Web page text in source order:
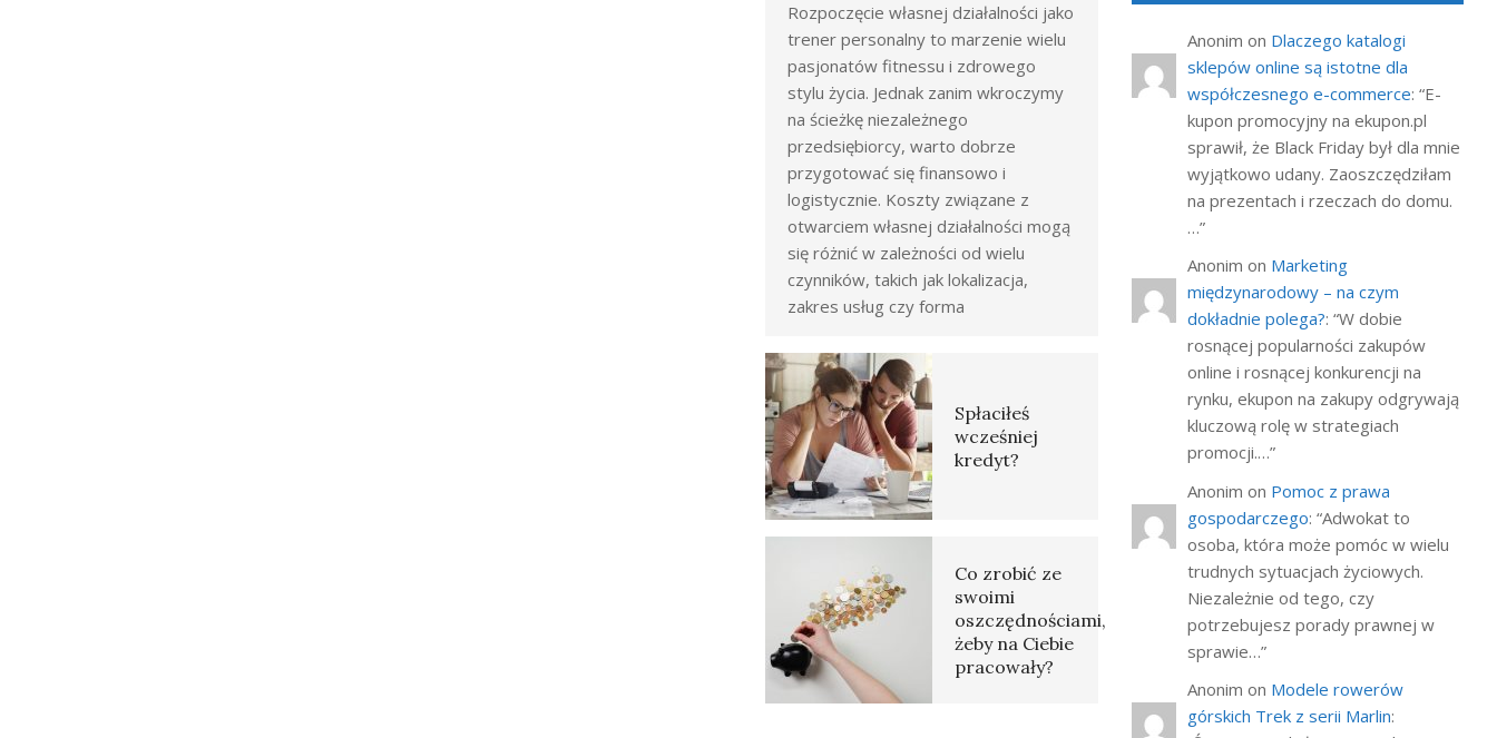
Rozpoczęcie własnej działalności jako
trener personalny to marzenie wielu
pasjonatów fitnessu i zdrowego
stylu życia. Jednak zanim wkroczymy
na ścieżkę niezależnego
przedsiębiorcy, warto dobrze
przygotować się finansowo i
logistycznie. Koszty związane z
otwarciem własnej działalności mogą
się różnić w zależności od wielu
czynników, takich jak lokalizacja,
zakres usług czy forma
Spłaciłeś
wcześniej
kredyt?
Co zrobić ze
swoimi
oszczędnościami,
żeby na Ciebie
pracowały?
Anonim on Dlaczego katalogi
sklepów online są istotne dla
współczesnego e-commerce: “E-
kupon promocyjny na ekupon.pl
sprawił, że Black Friday był dla mnie
wyjątkowo udany. Zaoszczędziłam
na prezentach i rzeczach do domu.
…”
Anonim on Marketing
międzynarodowy – na czym
dokładnie polega?: “W dobie
rosnącej popularności zakupów
online i rosnącej konkurencji na
rynku, ekupon na zakupy odgrywają
kluczową rolę w strategiach
promocji.…”
Anonim on Pomoc z prawa
gospodarczego: “Adwokat to
osoba, która może pomóc w wielu
trudnych sytuacjach życiowych.
Niezależnie od tego, czy
potrzebujesz porady prawnej w
sprawie…”
Anonim on Modele rowerów
górskich Trek z serii Marlin: